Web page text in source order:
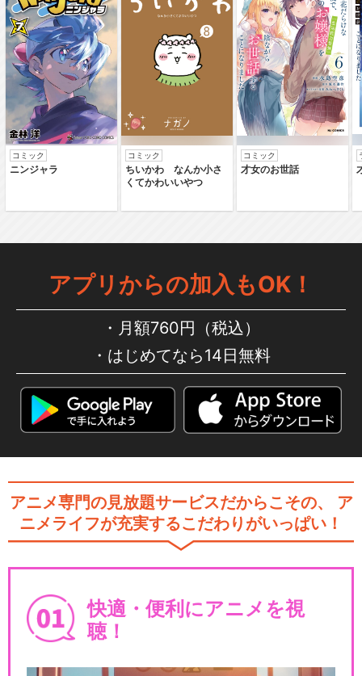
コミック
ニンジャラ
コミック
ちいかわ なんか小さ
くてかわいいやつ
コミック
才女のお世話
アプリからの加入もOK！
月額760円（税込）
はじめてなら14日無料
アニメ専門の見放題サービスだからこその、
ア
ニメライフが充実するこだわりがいっぱい！
快適・便利にアニメを視
聴！